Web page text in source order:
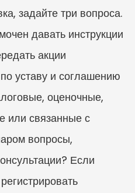
задайте три вопроса.
давать инструкции
акции
уставу и соглашению
оценочные,
или связанные с
вопросы,
Если